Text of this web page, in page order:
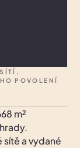
POVOLENÍ
m²
sítě a vydané